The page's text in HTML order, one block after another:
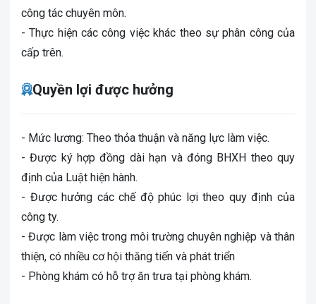
công tác chuyên môn.
- Thực hiện các công việc khác theo sự phân công của
cấp trên.
Quyền lợi được hưởng
- Mức lương: Theo thỏa thuận và năng lực làm việc.
- Được ký hợp đồng dài hạn và đóng BHXH theo quy
định của Luật hiện hành.
- Được hưởng các chế độ phúc lợi theo quy định của
công ty.
- Được làm việc trong môi trường chuyên nghiệp và thân
thiện, có nhiều cơ hội thăng tiến và phát triển
- Phòng khám có hỗ trợ ăn trưa tại phòng khám.